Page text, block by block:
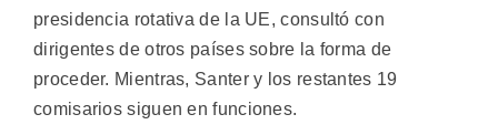
presidencia rotativa de la UE, consultó con
dirigentes de otros países sobre la forma de
proceder. Mientras, Santer y los restantes 19
comisarios siguen en funciones.